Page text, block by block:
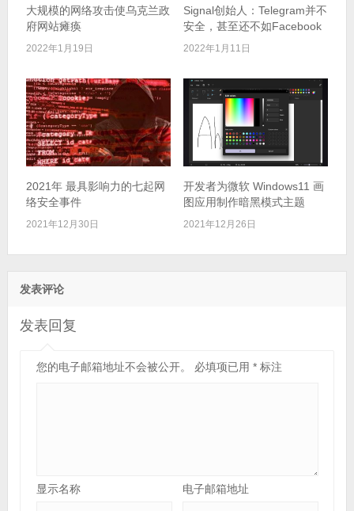
大规模的网络攻击使乌克兰政
府网站瘫痪
2022年1月19日
Signal创始人：Telegram并不
安全，甚至还不如Facebook
2022年1月11日
2021年 最具影响力的七起网
络安全事件
2021年12月30日
开发者为微软 Windows11 画
图应用制作暗黑模式主题
2021年12月26日
发表评论
发表回复
您的电子邮箱地址不会被公开。 必填项已用 *标注
显示名称 电子邮箱地址